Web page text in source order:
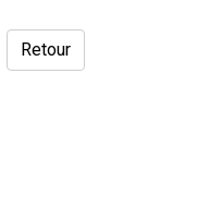
Retour